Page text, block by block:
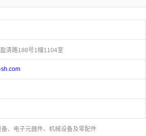
清路188号1幢1104室
、电子元器件、机械设备及零配件